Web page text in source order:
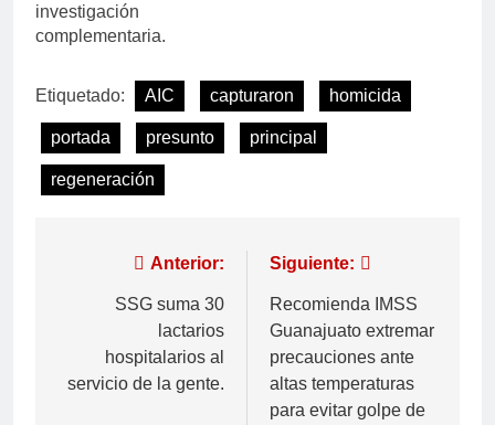
investigación
complementaria.
Etiquetado: AIC capturaron homicida
portada presunto principal
regeneración
Anterior:
SSG suma 30
lactarios
hospitalarios al
servicio de la gente.
Siguiente:
Recomienda IMSS
Guanajuato extremar
precauciones ante
altas temperaturas
para evitar golpe de